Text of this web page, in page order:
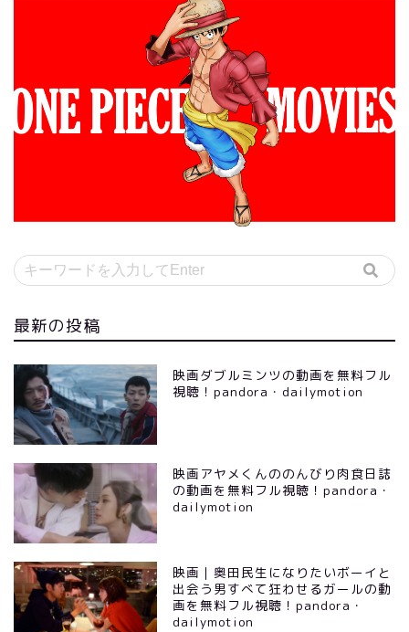
最新の投稿
映画ダブルミンツの動画を無料フル
視聴！pandora・dailymotion
映画アヤメくんののんびり肉食日誌
の動画を無料フル視聴！pandora・
dailymotion
映画｜奥田民生になりたいボーイと
出会う男すべて狂わせるガールの動
画を無料フル視聴！pandora・
dailymotion